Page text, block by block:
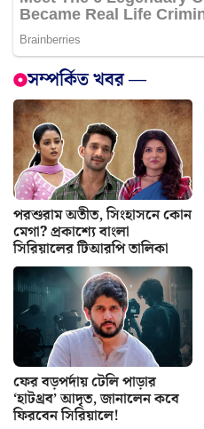
সম্পর্কিত খবর —
পরশুরাম অতীত, সিংহাসনে কোন
মেগা? প্রকাশ্যে বাংলা
সিরিয়ালের টিআরপি তালিকা
ফের বড়পর্দায় টেলি পাড়ার
‘হাটথ্রব’ আদৃত, জানালেন কবে
ফিরবেন সিরিয়ালে!